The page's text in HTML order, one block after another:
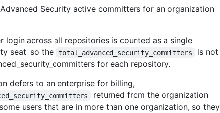
Security active committers for an organization
login across all repositories is counted as a single
seat, so the
total_advanced_security_committers
is not
for each repository.
defers to an enterprise for billing,
returned from the organization
users that are in more than one organization, so they